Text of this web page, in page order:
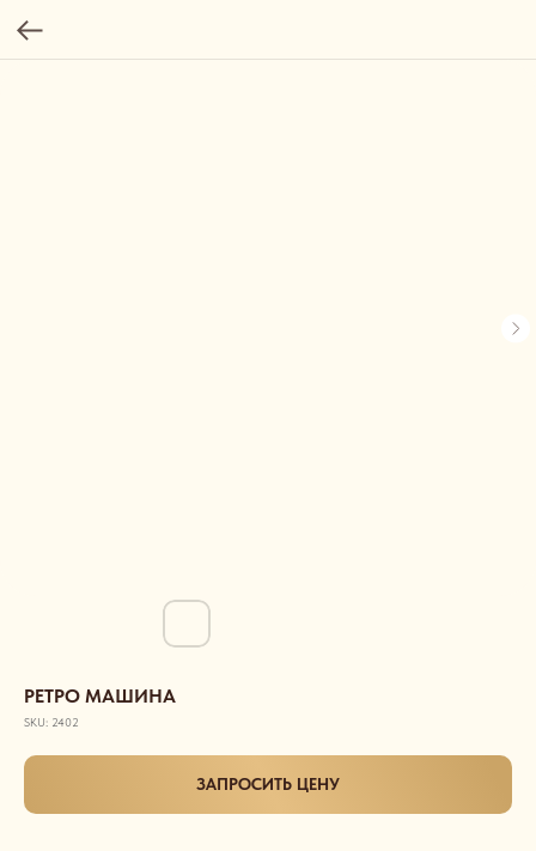
РЕТРО МАШИНА
SKU: 2402
ЗАПРОСИТЬ ЦЕНУ